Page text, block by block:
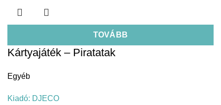
TOVÁBB
Kártyajáték – Piratatak
Egyéb
Kiadó: DJECO